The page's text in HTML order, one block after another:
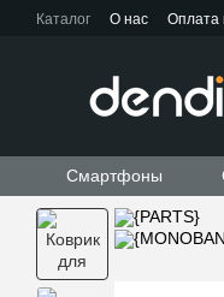
Перейти к основному
Каталог О нас Оплата
Смартфоны